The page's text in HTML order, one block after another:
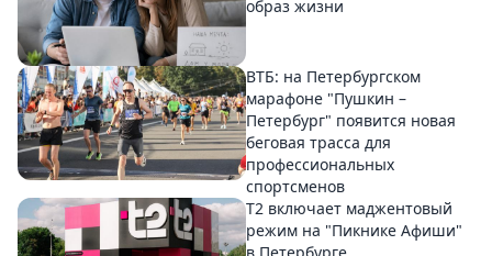
образ жизни
ВТБ: на Петербургском
марафоне "Пушкин –
Петербург" появится новая
беговая трасса для
профессиональных
спортсменов
Т2 включает маджентовый
режим на "Пикнике Афиши"